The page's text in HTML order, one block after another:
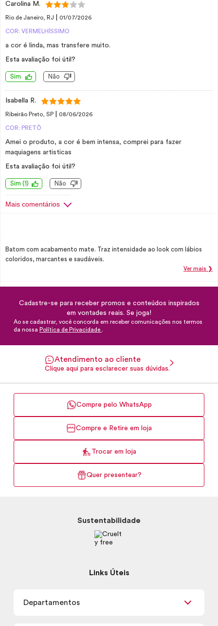
Carolina M.
Rio de Janeiro, RJ 01/07/2026
COR: VERMELHÍSSIMO
a cor é linda, mas transfere muito.
Esta avaliação foi útil?
Sim Não
Isabella R.
Ribeirão Preto, SP 08/06/2026
COR: PRETÔ
Amei o produto, a cor é bem intensa, comprei para fazer
maquiagens artisticas
Esta avaliação foi útil?
Sim (1) Não
Mais comentários
Batom com acabamento mate. Traz intensidade ao look com lábios
coloridos, marcantes e saudáveis.
Ver mais ❯
Cadastre-se para receber promos e conteúdos inspirados
em vontades reais. Se joga!
Ao se cadastrar, você concorda em receber comunicações nos termos
da nossa Política de Privacidade .
Atendimento ao cliente
Clique aqui para esclarecer suas dúvidas.
Compre pelo WhatsApp
Compre e Retire em loja
Trocar em loja
Quer presentear?
Sustentabilidade
Links Úteis
Departamentos